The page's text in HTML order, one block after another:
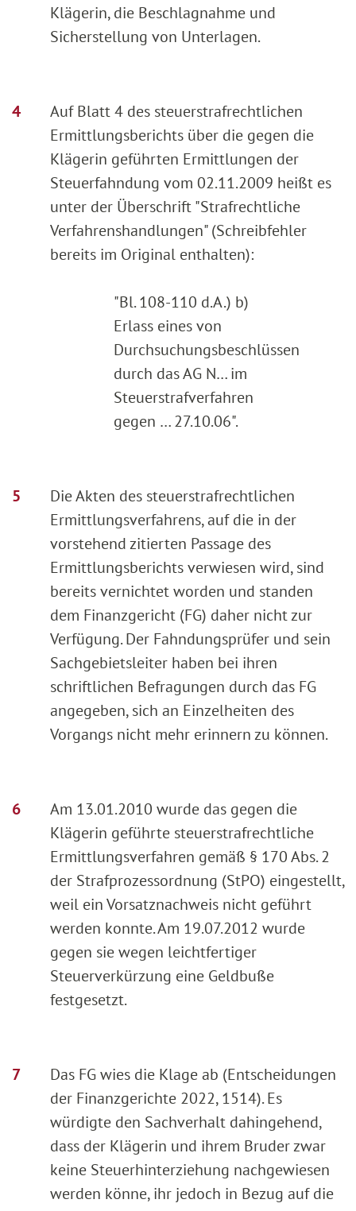
Klägerin, die Beschlagnahme und
Sicherstellung von Unterlagen.
Auf Blatt 4 des steuerstrafrechtlichen
Ermittlungsberichts über die gegen die
Klägerin geführten Ermittlungen der
Steuerfahndung vom 02.11.2009 heißt es
unter der Überschrift "Strafrechtliche
Verfahrenshandlungen" (Schreibfehler
bereits im Original enthalten):
"Bl. 108-110 d.A.) b)
Erlass eines von
Durchsuchungsbeschlüssen
durch das AG N… im
Steuerstrafverfahren
gegen … 27.10.06".
Die Akten des steuerstrafrechtlichen
Ermittlungsverfahrens, auf die in der
vorstehend zitierten Passage des
Ermittlungsberichts verwiesen wird, sind
bereits vernichtet worden und standen
dem Finanzgericht (FG) daher nicht zur
Verfügung. Der Fahndungsprüfer und sein
Sachgebietsleiter haben bei ihren
schriftlichen Befragungen durch das FG
angegeben, sich an Einzelheiten des
Vorgangs nicht mehr erinnern zu können.
Am 13.01.2010 wurde das gegen die
Klägerin geführte steuerstrafrechtliche
Ermittlungsverfahren gemäß § 170 Abs. 2
der Strafprozessordnung (StPO) eingestellt,
weil ein Vorsatznachweis nicht geführt
werden konnte. Am 19.07.2012 wurde
gegen sie wegen leichtfertiger
Steuerverkürzung eine Geldbuße
festgesetzt.
Das FG wies die Klage ab (Entscheidungen
der Finanzgerichte 2022, 1514). Es
würdigte den Sachverhalt dahingehend,
dass der Klägerin und ihrem Bruder zwar
keine Steuerhinterziehung nachgewiesen
werden könne, ihr jedoch in Bezug auf die